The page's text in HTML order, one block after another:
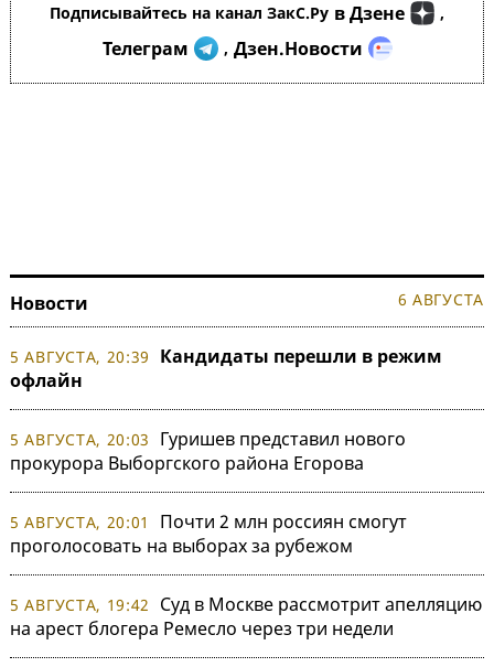
Подписывайтесь на канал ЗакС.Ру в Дзене ,
Телеграм , Дзен.Новости
Новости 6 АВГУСТА
5 АВГУСТА, 20:39
Кандидаты перешли в режим
офлайн
5 АВГУСТА, 20:03
Гуришев представил нового
прокурора Выборгского района Егорова
5 АВГУСТА, 20:01
Почти 2 млн россиян смогут
проголосовать на выборах за рубежом
5 АВГУСТА, 19:42
Суд в Москве рассмотрит апелляцию
на арест блогера Ремесло через три недели